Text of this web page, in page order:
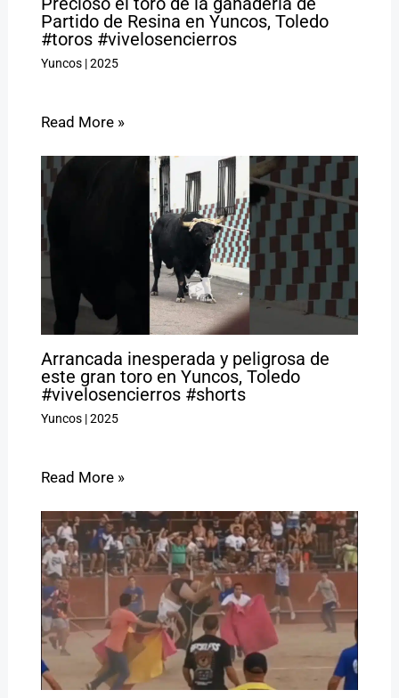
Partido de Resina en Yuncos, Toledo
#toros #vivelosencierros
Yuncos|2025
Read More »
Arrancada inesperada y peligrosa de
este gran toro en Yuncos, Toledo
#vivelosencierros #shorts
Yuncos|2025
Read More »